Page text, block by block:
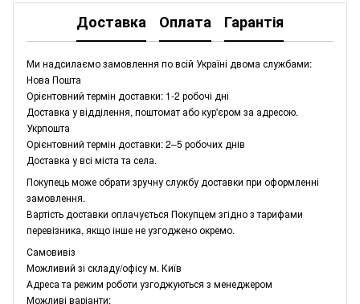
Доставка Оплата Гарантія
Ми надсилаємо замовлення по всій Україні двома службами:
Нова Пошта
Орієнтовний термін доставки: 1-2 робочі дні
Доставка у відділення, поштомат або кур'єром за адресою.
Укрпошта
Орієнтовний термін доставки: 2–5 робочих днів
Доставка у всі міста та села.
Покупець може обрати зручну службу доставки при оформленні
замовлення.
Вартість доставки оплачується Покупцем згідно з тарифами
перевізника, якщо інше не узгоджено окремо.
Самовивіз
Можливий зі складу/офісу м. Київ
Адреса та режим роботи узгоджуються з менеджером
Можливі варіанти: